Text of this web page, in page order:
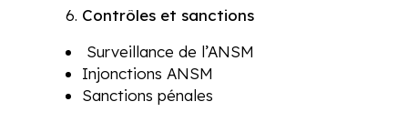
Contrôles et sanctions
Surveillance de l’ANSM
Injonctions ANSM
Sanctions pénales